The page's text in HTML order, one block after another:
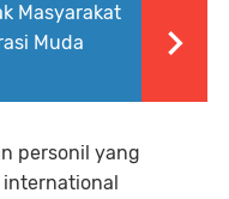
Masyarakat
Muda
personil yang
international